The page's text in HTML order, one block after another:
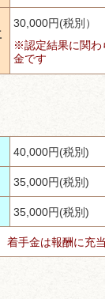
30,000円(税別）
※認定結果に関
金です
40,000円(税別)
35,000円(税別)
35,000円(税別)
手金は報酬に充当